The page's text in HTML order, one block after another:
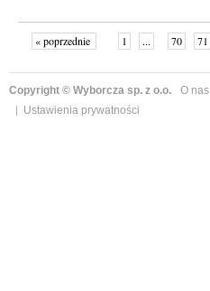
« poprzednie 1 ... 70 71
Copyright © Wyborcza sp. z o.o. O nas
Ustawienia prywatności